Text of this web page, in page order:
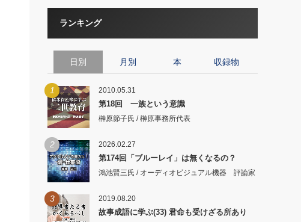
ランキング
日別 月別 本 収録物
1 2010.05.31
第18回 一族という意識
榊原節子氏 / 榊原事務所代表
2 2026.02.27
第174回「ブルーレイ」は無くなるの？
鴻池賢三氏 / オーディオビジュアル機器 評論家
3 2019.08.20
故事成語に学ぶ(33) 君命も受けざる所あり